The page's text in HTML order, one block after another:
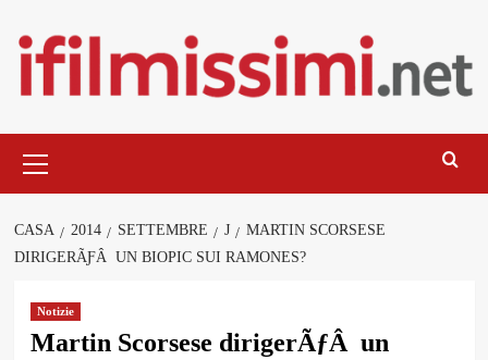
contenuto
principale
CASA 2014 SETTEMBRE J
MARTIN SCORSESE
DIRIGERÃƑÂ UN BIOPIC SUI RAMONES?
Notizie
Martin Scorsese dirigerÃƒÂ un